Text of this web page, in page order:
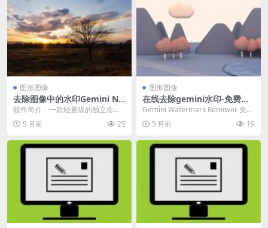
图形图像
去除图像中的水印Gemini Na
no Banana / Pro【Gemini
Watermark Tool】
软件简介：一款轻量级的独立命令
行工具，通过数学精确的反向 alph
a 混合技术去...
5 月前 25
图形图像
在线去除gemini水印-免费去
除 Gemini / Nano Banana
图片水印
Gemini Watermark Remover 免费
去除 Gemini / N...
5 月前 19